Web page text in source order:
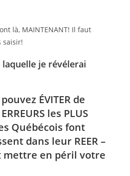
là, MAINTENANT! Il faut
saisir!
laquelle je révélerai
ÉVITER de
les PLUS
Québécois font
dans leur REER –
en péril votre